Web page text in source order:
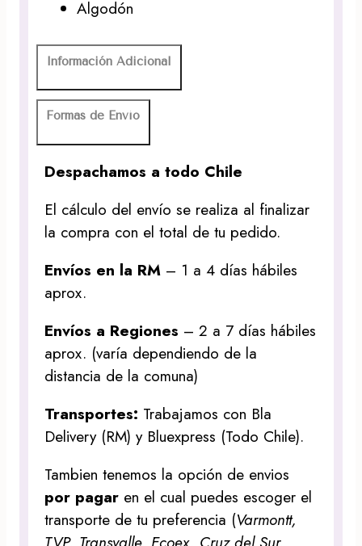
Algodón
Información Adicional
Formas de Envío
Despachamos a todo Chile
El cálculo del envío se realiza al finalizar
la compra con el total de tu pedido.
Envíos en la RM – 1 a 4 días hábiles
aprox.
Envíos a Regiones – 2 a 7 días hábiles
aprox. (varía dependiendo de la
distancia de la comuna)
Transportes: Trabajamos con Bla
Delivery (RM) y Bluexpress (Todo Chile).
Tambien tenemos la opción de envios
por pagar en el cual puedes escoger el
transporte de tu preferencia (Varmontt,